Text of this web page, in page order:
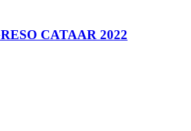
CATAAR 2022